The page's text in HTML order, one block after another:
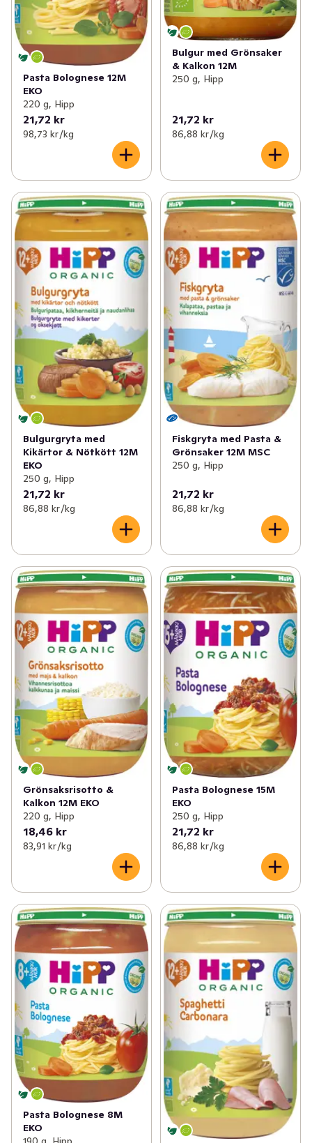
Pasta Bolognese 12M
EKO
220 g, Hipp
21,72 kr
98,73 kr /kg
Bulgur med Grönsaker
& Kalkon 12M
250 g, Hipp
21,72 kr
86,88 kr /kg
Bulgurgryta med
Kikärtor & Nötkött 12M
EKO
250 g, Hipp
21,72 kr
86,88 kr /kg
Fiskgryta med Pasta &
Grönsaker 12M MSC
250 g, Hipp
21,72 kr
86,88 kr /kg
Grönsaksrisotto &
Kalkon 12M EKO
220 g, Hipp
18,46 kr
83,91 kr /kg
Pasta Bolognese 15M
EKO
250 g, Hipp
21,72 kr
86,88 kr /kg
Pasta Bolognese 8M
EKO